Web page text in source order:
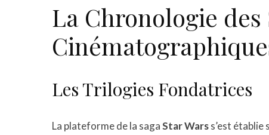
La Chronologie des
Les Trilogies Fondatrices
La plateforme de la sagaStar Warss’est